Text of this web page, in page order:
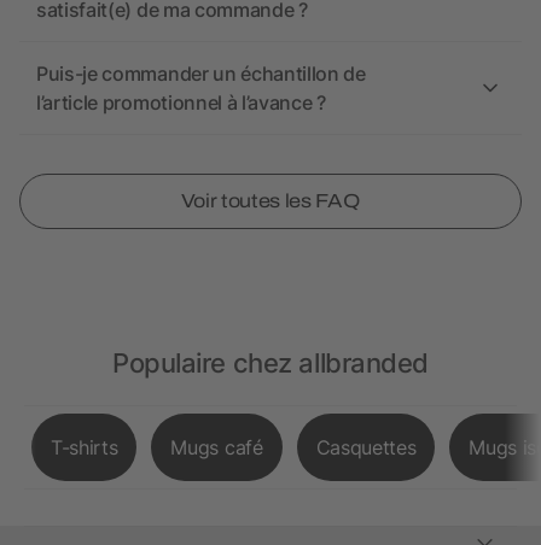
satisfait(e) de ma commande ?
Puis-je commander un échantillon de
l’article promotionnel à l’avance ?
Voir toutes les FAQ
Populaire chez allbranded
T-shirts Mugs café Casquettes Mugs